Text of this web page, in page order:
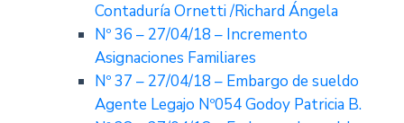
Contaduría Ornetti /Richard Ángela
Nº 36 – 27/04/18 – Incremento
Asignaciones Familiares
Nº 37 – 27/04/18 – Embargo de sueldo
Agente Legajo Nº054 Godoy Patricia B.